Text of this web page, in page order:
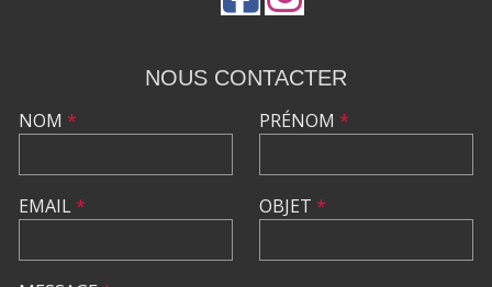
NOUS CONTACTER
NOM *
EMAIL*
PRÉNOM *
OBJET *